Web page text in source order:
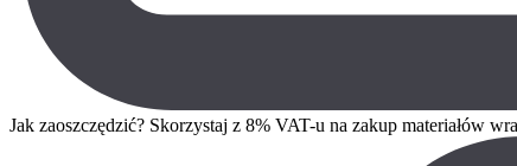
Jak zaoszczędzić? Skorzystaj z 8% VAT-u na zakup materiałów